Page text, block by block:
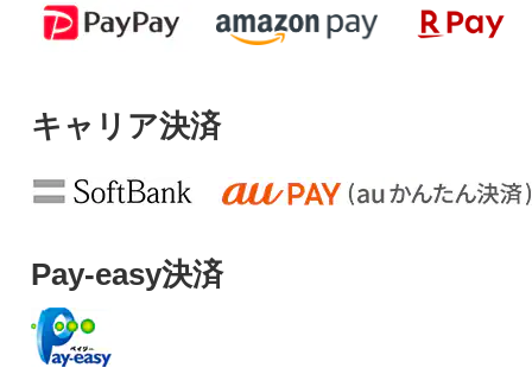
キャリア決済
Pay-easy決済